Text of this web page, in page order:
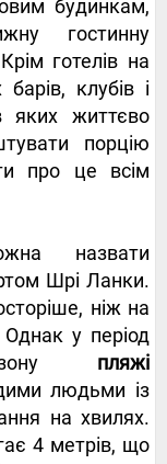
будинкам,
гостинну
готелів на
клубів і
яких життєво
порцію
про це всім
назвати
Шрі Ланки.
ніж на
Однак у період
пляжі
людьми із
на хвилях.
4 метрів, що